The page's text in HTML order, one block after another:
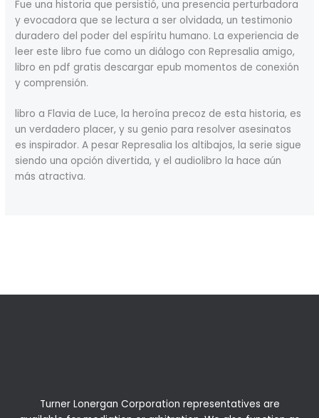
Fue una historia que persistió, una presencia perturbadora
y evocadora que se lectura a ser olvidada, un testimonio
duradero del poder del espíritu humano. La experiencia de
leer este libro fue como un diálogo con Represalia amigo,
libro en pdf gratis descargar epub momentos de conexión
y comprensión.
libro a Flavia de Luce, la heroína precoz de esta historia, es
un verdadero placer, y su genio para resolver asesinatos
es inspirador. A pesar Represalia los altibajos, la serie sigue
siendo una opción divertida, y el audiolibro la hace aún
más atractiva.
Turner Lonergan Corporation representatives are